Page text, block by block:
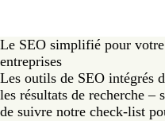
Le SEO simplifié pour
entreprises
Les outils de SEO intégrés
les résultats de recherche
de suivre notre check-list